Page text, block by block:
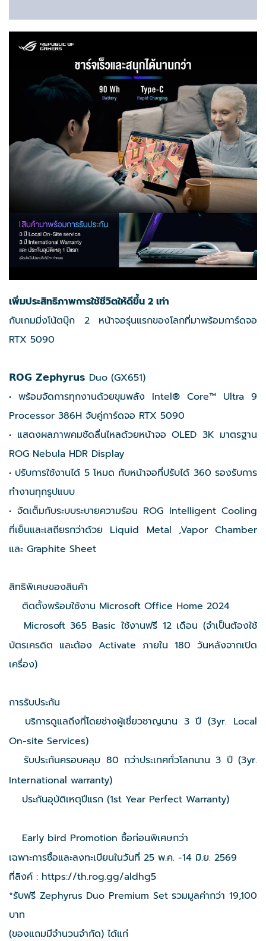
เพิ่มประสิทธิภาพการใช้ชีวิตให้ดีขึ้น 2 เท่า
กับเกมมิ่งโน้ตบุ๊ก 2 หน้าจอรุ่นแรกของโลกที่มาพร้อมการ์ดจอ
RTX 5090
𝗥𝗢𝗚 𝗭𝗲𝗽𝗵𝘆𝗿𝘂𝘀 Duo (GX651)
• พร้อมจัดการทุกงานด้วยขุมพลัง Intel® Core™ Ultra 9
Processor 386H จับคู่การ์ดจอ RTX 5090
• แสดงผลภาพคมชัดลื่นไหลด้วยหน้าจอ OLED 3K มาตรฐาน
ROG Nebula HDR Display
• ปรับการใช้งานได้ 5 โหมด กับหน้าจอที่ปรับได้ 360 รองรับการ
ทำงานทุกรูปแบบ
• จัดเต็มกับระบบระบายความร้อน ROG Intelligent Cooling
ที่เย็นและเสถียรกว่าด้วย Liquid Metal​ ,Vapor Chamber
และ Graphite Sheet​
สิทธิพิเศษของสินค้า
ติดตั้งพร้อมใช้งาน Microsoft Office Home 2024
Microsoft 365 Basic ใช้งานฟรี 12 เดือน (จำเป็นต้องใช้
บัตรเครดิต และต้อง Activate ภายใน 180 วันหลังจากเปิด
เครื่อง)
การรับประกัน
บริการดูแลถึงที่โดยช่างผู้เชี่ยวชาญนาน 3 ปี (3yr. Local
On-site Services)
รับประกันครอบคลุม 80 กว่าประเทศทั่วโลกนาน 3 ปี (3yr.
International warranty)
ประกันอุบัติเหตุปีแรก (1st Year Perfect Warranty)
Early bird Promotion ซื้อก่อนพิเศษกว่า
เฉพาะการซื้อและลงทะเบียนในวันที่ 25 พ.ค. -14 มิ.ย. 2569
ที่ลิงค์ : https://th.rog.gg/aldhg5
*รับฟรี Zephyrus Duo Premium Set รวมมูลค่ากว่า 19,100
บาท
(ของแถมมีจำนวนจำกัด) ได้แก่